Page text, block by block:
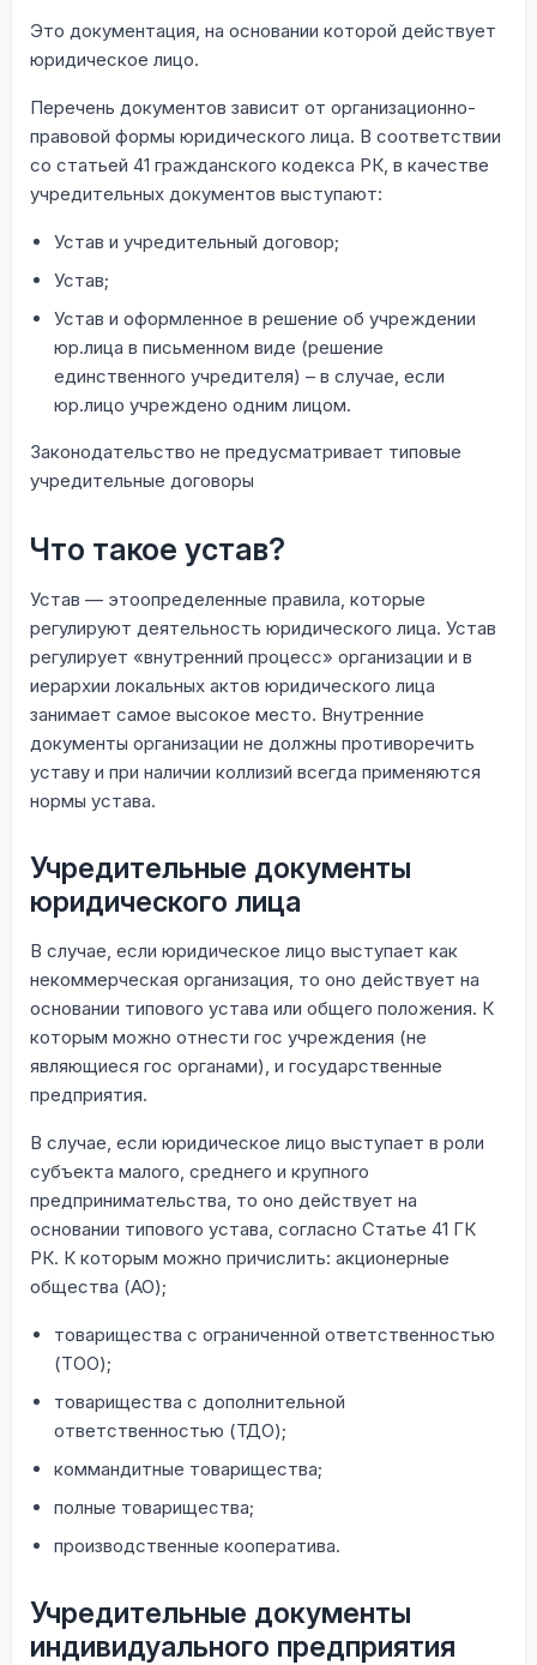
Это документация, на основании которой действует
юридическое лицо.
Перечень документов зависит от организационно-
правовой формы юридического лица. В соответствии
со статьей 41 гражданского кодекса РК, в качестве
учредительных документов выступают:
Устав и учредительный договор;
Устав;
Устав и оформленное в решение об учреждении
юр.лица в письменном виде (решение
единственного учредителя) – в случае, если
юр.лицо учреждено одним лицом.
Законодательство не предусматривает типовые
учредительные договоры
Что такое устав?
Устав — этоопределенные правила, которые
регулируют деятельность юридического лица. Устав
регулирует «внутренний процесс» организации и в
иерархии локальных актов юридического лица
занимает самое высокое место. Внутренние
документы организации не должны противоречить
уставу и при наличии коллизий всегда применяются
нормы устава.
Учредительные документы
юридического лица
В случае, если юридическое лицо выступает как
некоммерческая организация, то оно действует на
основании типового устава или общего положения. К
которым можно отнести гос учреждения (не
являющиеся гос органами), и государственные
предприятия.
В случае, если юридическое лицо выступает в роли
субъекта малого, среднего и крупного
предпринимательства, то оно действует на
основании типового устава, согласно Статье 41 ГК
РК. К которым можно причислить: акционерные
общества (АО);
товарищества с ограниченной ответственностью
(ТОО);
товарищества с дополнительной
ответственностью (ТДО);
коммандитные товарищества;
полные товарищества;
производственные кооператива.
Учредительные документы
индивидуального предприятия